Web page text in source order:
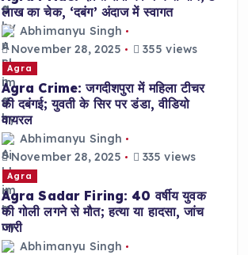
लाख का चेक, ‘दबंग’ अंदाज में स्वागत
Abhimanyu Singh
November 28, 2025
355 views
Agra
Agra Crime: जगदीशपुरा में महिला टीचर
की दबंगई; युवती के सिर पर डंडा, वीडियो
वायरल
Abhimanyu Singh
November 28, 2025
335 views
Agra
Agra Sadar Firing: 40 वर्षीय युवक
की गोली लगने से मौत; हत्या या हादसा, जांच
जारी
Abhimanyu Singh